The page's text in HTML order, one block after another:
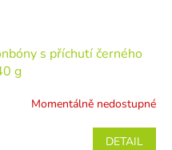
s příchutí černého
g
Momentálně nedostupné
DETAIL